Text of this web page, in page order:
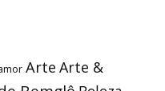
Arte Arte &